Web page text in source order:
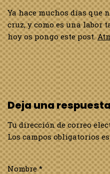
Ya hace muchos días que
cruz, y como es una labor
hoy os pongo este post.
Deja una respuesta
Tu dirección de correo
Los campos obligatorios
Nombre*